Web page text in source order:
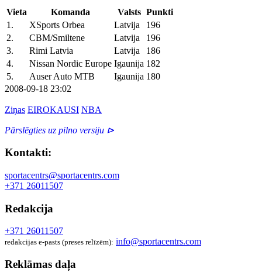
Vieta Komanda Valsts Punkti
1.
XSports Orbea Latvija
196
2.
CBM/Smiltene Latvija
196
3.
Rimi Latvia Latvija
186
4.
Nissan Nordic Europe Igaunija 182
5.
Auser Auto MTB Igaunija 180
2008-09-18 23:02
Ziņas EIROKAUSI NBA
Pārslēgties uz pilno versiju ⊳
Kontakti:
sportacentrs@sportacentrs.com
+371 26011507
Redakcija
+371 26011507
redakcijas e-pasts (preses relīzēm): info@sportacentrs.com
Reklāmas daļa